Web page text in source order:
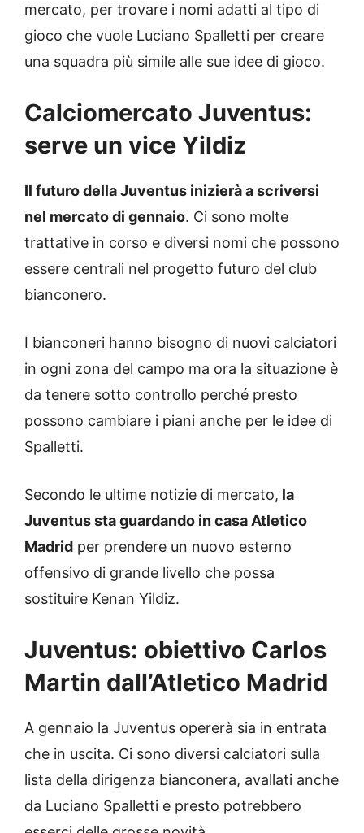
mercato, per trovare i nomi adatti al tipo di
gioco che vuole Luciano Spalletti per creare
una squadra più simile alle sue idee di gioco.
Calciomercato Juventus:
serve un vice Yildiz
Il futuro della Juventus inizierà a scriversi
nel mercato di gennaio. Ci sono molte
trattative in corso e diversi nomi che possono
essere centrali nel progetto futuro del club
bianconero.
I bianconeri hanno bisogno di nuovi calciatori
in ogni zona del campo ma ora la situazione è
da tenere sotto controllo perché presto
possono cambiare i piani anche per le idee di
Spalletti.
Secondo le ultime notizie di mercato, la
Juventus sta guardando in casa Atletico
Madrid per prendere un nuovo esterno
offensivo di grande livello che possa
sostituire Kenan Yildiz.
Juventus: obiettivo Carlos
Martin dall’Atletico Madrid
A gennaio la Juventus opererà sia in entrata
che in uscita. Ci sono diversi calciatori sulla
lista della dirigenza bianconera, avallati anche
da Luciano Spalletti e presto potrebbero